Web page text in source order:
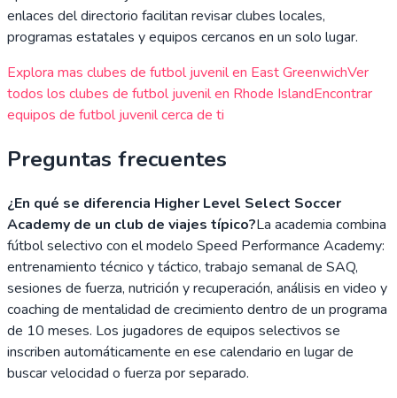
enlaces del directorio facilitan revisar clubes locales,
programas estatales y equipos cercanos en un solo lugar.
Explora mas clubes de futbol juvenil en East GreenwichVer
todos los clubes de futbol juvenil en Rhode IslandEncontrar
equipos de futbol juvenil cerca de ti
Preguntas frecuentes
¿En qué se diferencia Higher Level Select Soccer
Academy de un club de viajes típico?La academia combina
fútbol selectivo con el modelo Speed Performance Academy:
entrenamiento técnico y táctico, trabajo semanal de SAQ,
sesiones de fuerza, nutrición y recuperación, análisis en video y
coaching de mentalidad de crecimiento dentro de un programa
de 10 meses. Los jugadores de equipos selectivos se
inscriben automáticamente en ese calendario en lugar de
buscar velocidad o fuerza por separado.